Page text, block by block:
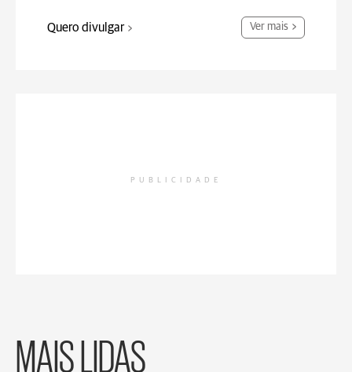
Quero divulgar Ver mais
PUBLICIDADE
MAIS LIDAS